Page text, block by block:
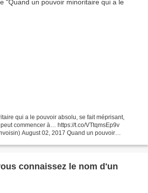
qui a le pouvoir absolu, se fait méprisant,
commencer à… https://t.co/VTtqmsEp9v
August 02, 2017 Quand un pouvoir
connaissez le nom d'un